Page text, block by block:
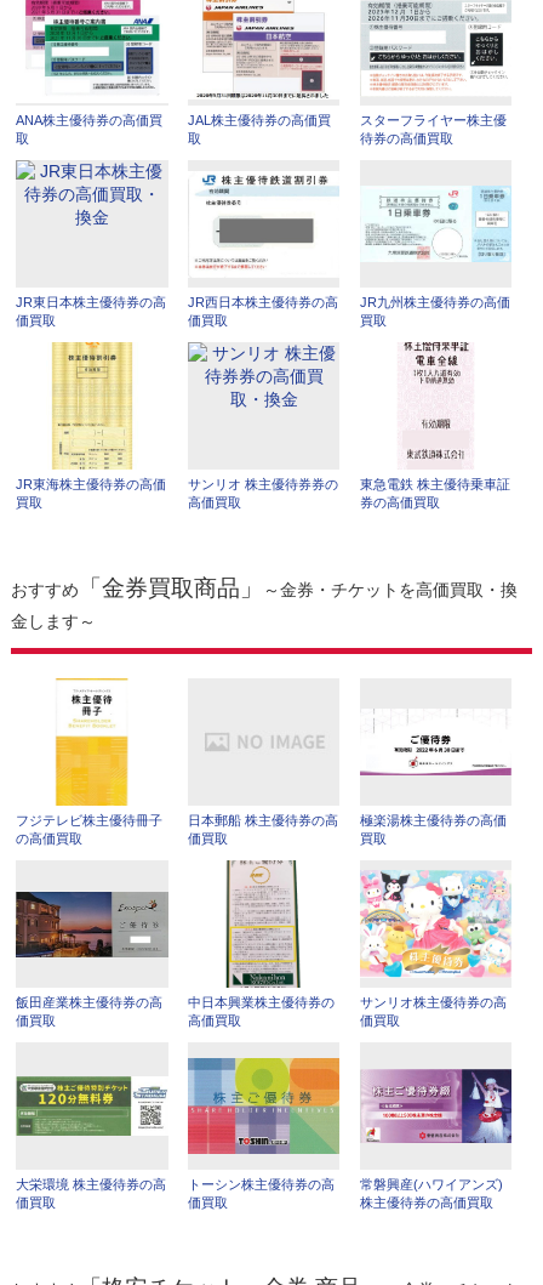
ANA株主優待券の高価買
取
JAL株主優待券の高価買
取
スターフライヤー株主優
待券の高価買取
JR東日本株主優待券の高
価買取
JR西日本株主優待券の高
価買取
JR九州株主優待券の高価
買取
JR東海株主優待券の高価
買取
サンリオ 株主優待券券の
高価買取
東急電鉄 株主優待乗車証
券の高価買取
おすすめ 「金券買取商品」
～金券・チケットを高価買取・換
金します～
フジテレビ株主優待冊子
の高価買取
日本郵船 株主優待券の高
価買取
極楽湯株主優待券の高価
買取
飯田産業株主優待券の高
価買取
中日本興業株主優待券の
高価買取
サンリオ株主優待券の高
価買取
大栄環境 株主優待券の高
価買取
トーシン株主優待券の高
価買取
常磐興産(ハワイアンズ)
株主優待券の高価買取